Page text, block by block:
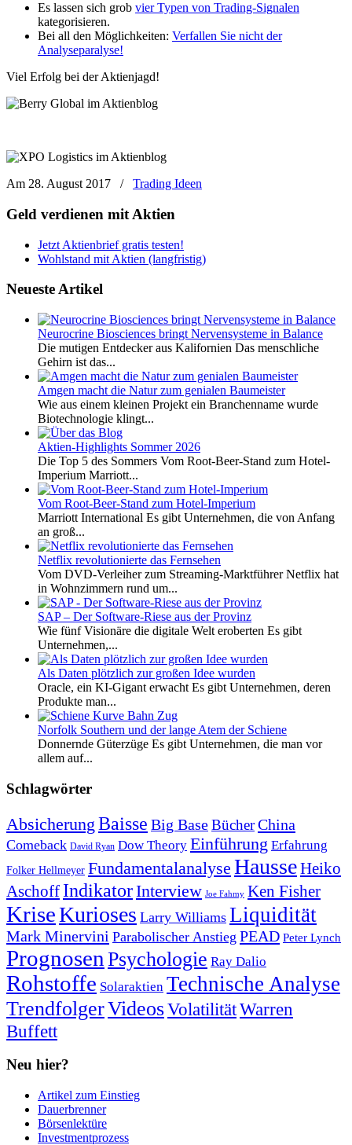
Es lassen sich grob vier Typen von Trading-Signalen
kategorisieren.
Bei all den Möglichkeiten: Verfallen Sie nicht der
Analyseparalyse!
Viel Erfolg bei der Aktienjagd!
Am 28. August 2017 / Trading Ideen
Geld verdienen mit Aktien
Jetzt Aktienbrief gratis testen!
Wohlstand mit Aktien (langfristig)
Neueste Artikel
Neurocrine Biosciences bringt Nervensysteme in Balance
Die mutigen Entdecker aus Kalifornien Das menschliche
Gehirn ist das...
Amgen macht die Natur zum genialen Baumeister
Wie aus einem kleinen Projekt ein Branchenname wurde
Biotechnologie klingt...
Aktien-Highlights Sommer 2026
Die Top 5 des Sommers Vom Root-Beer-Stand zum Hotel-
Imperium Marriott...
Vom Root-Beer-Stand zum Hotel-Imperium
Marriott International Es gibt Unternehmen, die von Anfang
an groß...
Netflix revolutionierte das Fernsehen
Vom DVD-Verleiher zum Streaming-Marktführer Netflix hat
in Wohnzimmern rund um...
SAP – Der Software-Riese aus der Provinz
Wie fünf Visionäre die digitale Welt eroberten Es gibt
Unternehmen,...
Als Daten plötzlich zur großen Idee wurden
Oracle, ein KI-Gigant erwacht Es gibt Unternehmen, deren
Produkte man...
Norfolk Southern und der lange Atem der Schiene
Donnernde Güterzüge Es gibt Unternehmen, die man vor
allem auf...
Schlagwörter
Absicherung Baisse Big BaseBücherChina
Comeback David Ryan Dow Theory Einführung Erfahrung
Folker Hellmeyer Fundamentalanalyse HausseHeiko
Aschoff IndikatorInterview Joe Fahmy Ken Fisher
KriseKurioses Larry Williams Liquidität
Mark Minervini Parabolischer Anstieg PEAD Peter Lynch
Prognosen Psychologie Ray Dalio
Rohstoffe Solaraktien Technische Analyse
TrendfolgerVideosVolatilitätWarren
Buffett
Neu hier?
Artikel zum Einstieg
Dauerbrenner
Börsenlektüre
Investmentprozess